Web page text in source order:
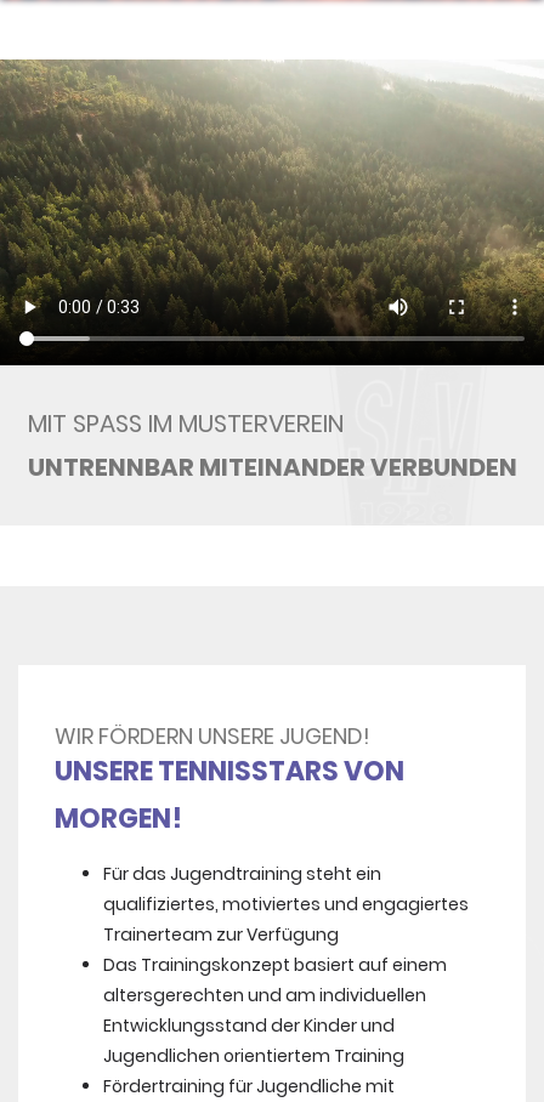
MIT SPASS IM MUSTERVEREIN
UNTRENNBAR MITEINANDER VERBUNDEN
WIR FÖRDERN UNSERE JUGEND!
UNSERE TENNISSTARS VON
MORGEN!
Für das Jugendtraining steht ein
qualifiziertes, motiviertes und engagiertes
Trainerteam zur Verfügung
Das Trainingskonzept basiert auf einem
altersgerechten und am individuellen
Entwicklungsstand der Kinder und
Jugendlichen orientiertem Training
Fördertraining für Jugendliche mit